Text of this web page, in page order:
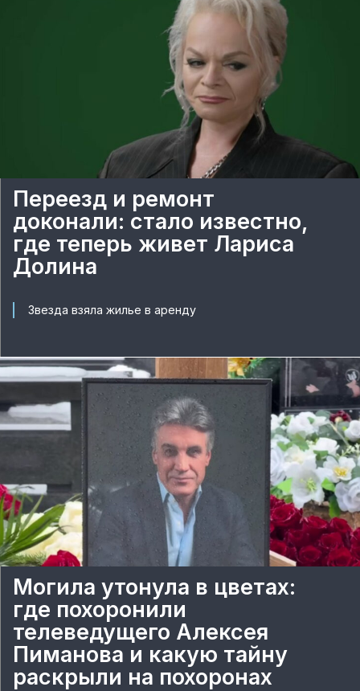
Переезд и ремонт
доконали: стало известно,
где теперь живет Лариса
Долина
Звезда взяла жилье в аренду
Могила утонула в цветах:
где похоронили
телеведущего Алексея
Пиманова и какую тайну
раскрыли на похоронах